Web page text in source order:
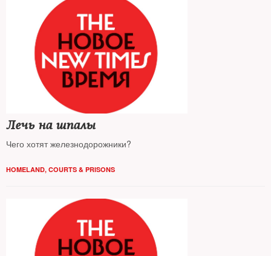
Лечь на шпалы
Чего хотят железнодорожники?
HOMELAND, COURTS & PRISONS